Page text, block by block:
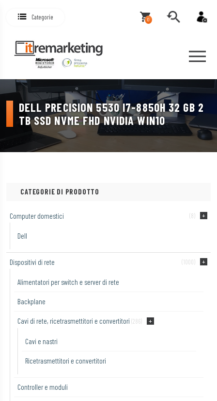
Categorie 0
DELL PRECISION 5530 I7-8850H 32 GB 2
TB SSD NVME FHD NVIDIA WIN10
CATEGORIE DI PRODOTTO
Computer domestici (8)
Dell
Dispositivi di rete (1000)
Alimentatori per switch e server di rete
Backplane
Cavi di rete, ricetrasmettitori e convertitori (286)
Cavi e nastri
Ricetrasmettitori e convertitori
Controller e moduli